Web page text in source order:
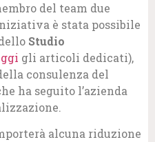
del team due
è stata possibile
Studio
gli articoli dedicati),
consulenza del
ha seguito l’azienda
alcuna riduzione